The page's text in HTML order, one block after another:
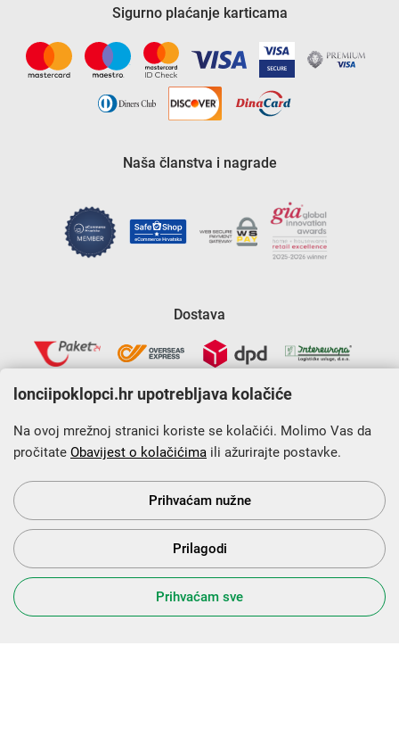
Sigurno plaćanje karticama
Naša članstva i nagrade
Dostava
Krajnji primatelj financijskog instrumenta sufinanciranog iz
Europskog fonda za regionalni razvoj u sklopu Operativnog
programa „Konkurentnost i kohezija”.
s Vama od 2014. godine!
lonciipoklopci.hr upotrebljava kolačiće
Na ovoj mrežnoj stranici koriste se kolačići. Molimo Vas da
pročitate Obavijest o kolačićima ili ažurirajte postavke.
Prihvaćam nužne
Prilagodi
Prihvaćam sve